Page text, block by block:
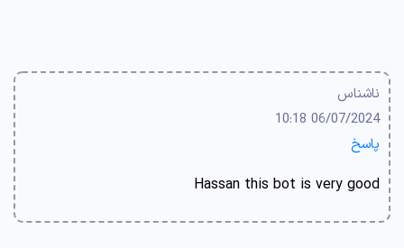
ناشناس
06/07/2024 10:18
پاسخ
Hassan this bot is very good